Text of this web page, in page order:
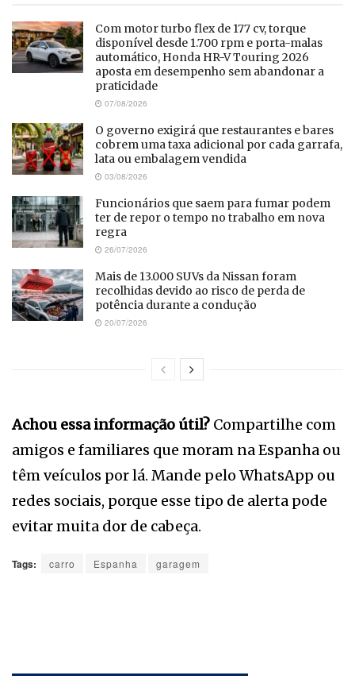
Com motor turbo flex de 177 cv, torque
disponível desde 1.700 rpm e porta-malas
automático, Honda HR-V Touring 2026
aposta em desempenho sem abandonar a
praticidade
07/08/2026
O governo exigirá que restaurantes e bares
cobrem uma taxa adicional por cada garrafa,
lata ou embalagem vendida
03/08/2026
Funcionários que saem para fumar podem
ter de repor o tempo no trabalho em nova
regra
26/07/2026
Mais de 13.000 SUVs da Nissan foram
recolhidas devido ao risco de perda de
potência durante a condução
20/07/2026
Achou essa informação útil? Compartilhe com
amigos e familiares que moram na Espanha ou
têm veículos por lá. Mande pelo WhatsApp ou
redes sociais, porque esse tipo de alerta pode
evitar muita dor de cabeça.
Tags: carro Espanha garagem